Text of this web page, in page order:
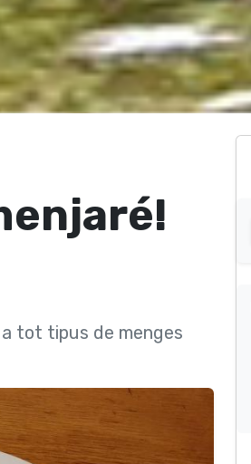
tot tipus de menges